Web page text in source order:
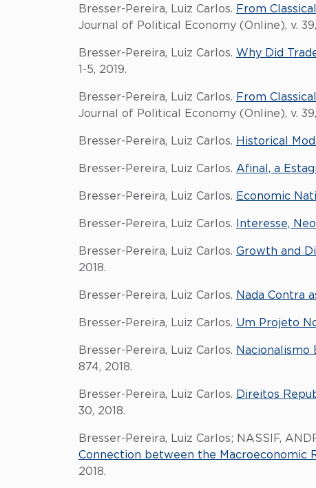
Bresser-Pereira, Luiz Carlos. From
Journal of Political Economy (Online), v. 39,
Bresser-Pereira, Luiz Carlos. Why Did
1-5, 2019.
Bresser-Pereira, Luiz Carlos. From
Journal of Political Economy (Online), v. 39,
Bresser-Pereira, Luiz Carlos. Historical
Bresser-Pereira, Luiz Carlos. Afinal, a
Bresser-Pereira, Luiz Carlos. Economic
Bresser-Pereira, Luiz Carlos. Interesse,
Bresser-Pereira, Luiz Carlos. Growth and
2018.
Bresser-Pereira, Luiz Carlos. Nada Contra
Bresser-Pereira, Luiz Carlos. Um Projeto
Bresser-Pereira, Luiz Carlos. Nacionalismo
874, 2018.
Bresser-Pereira, Luiz Carlos. Direitos
30, 2018.
Bresser-Pereira, Luiz Carlos; NASSIF,
Connection between the Macroeconomic
2018.